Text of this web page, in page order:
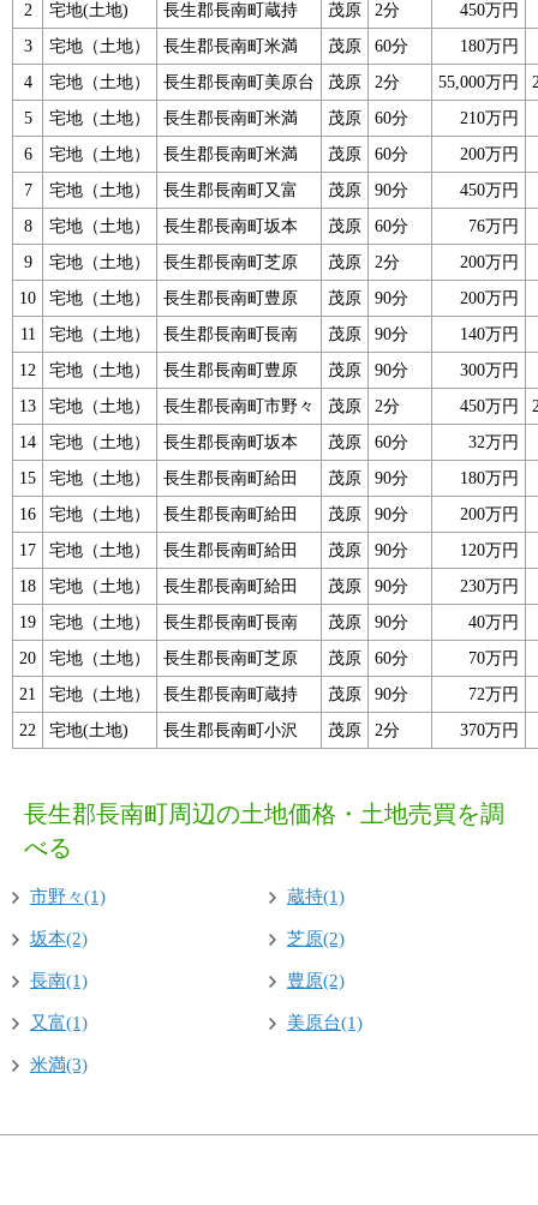
2
宅地(土地) 長生郡長南町蔵持 茂原 2分
450万円
3
宅地（土地） 長生郡長南町米満 茂原 60分
180万円
4
宅地（土地） 長生郡長南町美原台 茂原 2分 55,000万円
5
宅地（土地） 長生郡長南町米満 茂原 60分
210万円
6
宅地（土地） 長生郡長南町米満 茂原 60分
200万円
7
宅地（土地） 長生郡長南町又富 茂原 90分
450万円
8
宅地（土地） 長生郡長南町坂本 茂原 60分
76万円
9
宅地（土地） 長生郡長南町芝原 茂原 2分
200万円
10
宅地（土地） 長生郡長南町豊原 茂原 90分
200万円
11
宅地（土地） 長生郡長南町長南 茂原 90分
140万円
12
宅地（土地） 長生郡長南町豊原 茂原 90分
300万円
13
宅地（土地） 長生郡長南町市野々 茂原 2分 450万円
14
宅地（土地） 長生郡長南町坂本 茂原 60分
32万円
15
宅地（土地） 長生郡長南町給田 茂原 90分
180万円
16
宅地（土地） 長生郡長南町給田 茂原 90分
200万円
17
宅地（土地） 長生郡長南町給田 茂原 90分
120万円
18
宅地（土地） 長生郡長南町給田 茂原 90分
230万円
19
宅地（土地） 長生郡長南町長南 茂原 90分
40万円
20
宅地（土地） 長生郡長南町芝原 茂原 60分
70万円
21
宅地（土地） 長生郡長南町蔵持 茂原 90分
72万円
22
宅地(土地) 長生郡長南町小沢 茂原 2分 370万円
長生郡長南町周辺の土地価格・土地売買を調
べる
市野々(1) 蔵持(1)
坂本(2) 芝原(2)
長南(1) 豊原(2)
又富(1) 美原台(1)
米満(3)